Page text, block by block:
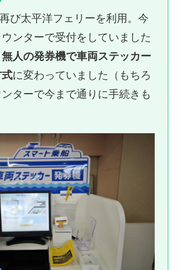
び太平洋フェリーを利用。今
ンターで受付をしていました
無人の発券機で車両ステッカー
に変わっていました（もちろ
ターで今まで通りに手続きも